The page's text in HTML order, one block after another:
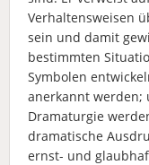
Verhaltensweisen
sein und damit
bestimmten
Symbolen
anerkannt werden;
Dramaturgie
dramatische
ernst- und